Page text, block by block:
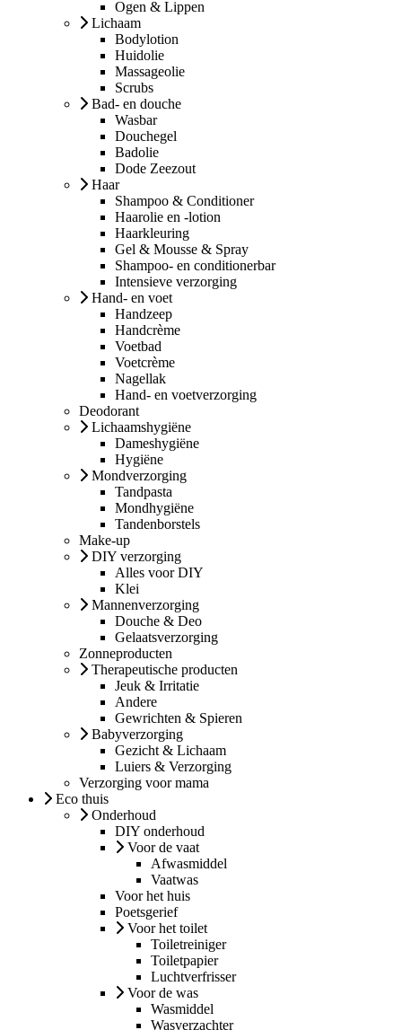
Ogen & Lippen
Lichaam
Bodylotion
Huidolie
Massageolie
Scrubs
Bad- en douche
Wasbar
Douchegel
Badolie
Dode Zeezout
Haar
Shampoo & Conditioner
Haarolie en -lotion
Haarkleuring
Gel & Mousse & Spray
Shampoo- en conditionerbar
Intensieve verzorging
Hand- en voet
Handzeep
Handcrème
Voetbad
Voetcrème
Nagellak
Hand- en voetverzorging
Deodorant
Lichaamshygiëne
Dameshygiëne
Hygiëne
Mondverzorging
Tandpasta
Mondhygiëne
Tandenborstels
Make-up
DIY verzorging
Alles voor DIY
Klei
Mannenverzorging
Douche & Deo
Gelaatsverzorging
Zonneproducten
Therapeutische producten
Jeuk & Irritatie
Andere
Gewrichten & Spieren
Babyverzorging
Gezicht & Lichaam
Luiers & Verzorging
Verzorging voor mama
Eco thuis
Onderhoud
DIY onderhoud
Voor de vaat
Afwasmiddel
Vaatwas
Voor het huis
Poetsgerief
Voor het toilet
Toiletreiniger
Toiletpapier
Luchtverfrisser
Voor de was
Wasmiddel
Wasverzachter